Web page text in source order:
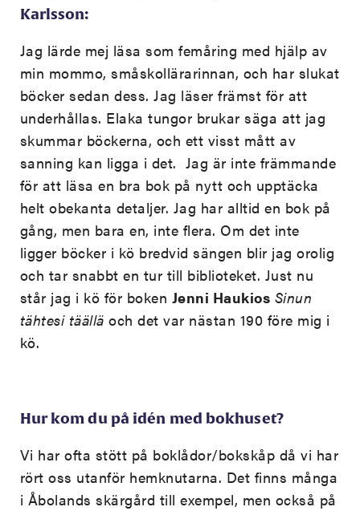
Karlsson:
Jag lärde mej läsa som femåring med hjälp av
min mommo, småskollärarinnan, och har slukat
böcker sedan dess. Jag läser främst för att
underhållas. Elaka tungor brukar säga att jag
skummar böckerna, och ett visst mått av
sanning kan ligga i det. Jag är inte främmande
för att läsa en bra bok på nytt och upptäcka
helt obekanta detaljer. Jag har alltid en bok på
gång, men bara en, inte flera. Om det inte
ligger böcker i kö bredvid sängen blir jag orolig
och tar snabbt en tur till biblioteket. Just nu
står jag i kö för boken Jenni Haukios Sinun
tähtesi täällä och det var nästan 190 före mig i
kö.
Hur kom du på idén med bokhuset?
Vi har ofta stött på boklådor/bokskåp då vi har
rört oss utanför hemknutarna. Det finns många
i Åbolands skärgård till exempel, men också på